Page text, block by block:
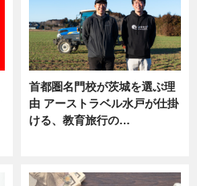
首都圏名門校が茨城を選ぶ理
由 アーストラベル水戸が仕掛
ける、教育旅行の…